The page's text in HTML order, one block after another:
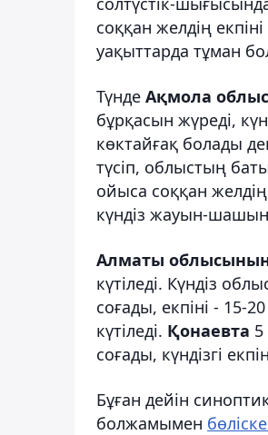
соққан желдің
уақыттарда тұман
Түнде Ақмола
бұрқасын жүреді,
көктайғақ болады
түсіп, облыстың
ойыса соққан
күндіз жауын-шашын
Алматы
күтіледі. Күндіз
соғады, екпіні - 15-
күтіледі. Қонаевта
соғады, күндізгі
Бұған дейін
болжамымен